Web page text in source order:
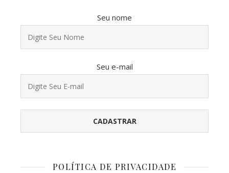
Seu nome
Seu e-mail
POLÍTICA DE PRIVACIDADE